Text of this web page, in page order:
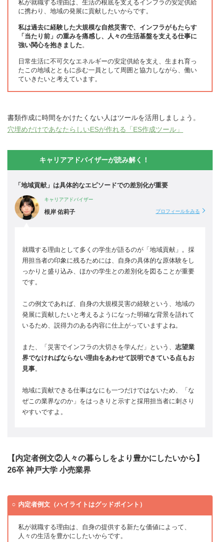
私が就職する理由は、生活の根底を支えるインフラの安定供給
に携わり、地域の発展に貢献したいからです。
私は過去に経験した大規模な自然災害で、インフラがもたらす
「当たり前」の重みを痛感し、人々の生活基盤を支える仕事に
強い関心を抱きました。
日常生活に不可欠なエネルギーの安定供給を支え、生まれ育っ
たこの地域とともに歩む一員として周囲と協力しながら、働い
ていきたいと考えています。
書類作成に時間をかけたくない人はツールを活用しましょう。
穴埋めだけであなたらしいESが作れる「ES作成ツール」
キャリアアドバイザーが読み解く！
「地域貢献」は具体的なエピソードでの差別化が重要
キャリアアドバイザー
根岸 佑莉子 プロフィールをみる
就職する理由として多くの学生が語るのが「地域貢献」。採
用担当者の印象に残るためには、自身の具体的な原体験をし
っかりと盛り込み、ほかの学生との差別化を図ることが重要
です。
この例文であれば、自身の大規模災害の経験という、地域の
発展に貢献したいと考えるようになった明確な背景を語れて
いるため、説得力のある内容に仕上がっていますよね。
また、「災害でインフラの大切さを学んだ」という、 志望業
界でなければならない理由をあわせて説明できている点もお
見事。
地域に貢献できる仕事はなにも一つだけではないため、「な
ぜこの業界なのか」をはっきりと示すと採用担当者に刺さり
やすいですよ。
【内定者例文②人々の暮らしをより豊かにしたいから】
26卒 神戸大学 小売業界
内定者例文（ハイライトはグッドポイント）
私が就職する理由は、自身の提供する新たな価値によって、
人々の生活を豊かにしたいからです。